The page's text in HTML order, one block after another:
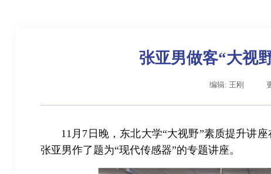
张亚男做客“大视
编辑: 王刚
11月7日晚，东北大学“大视野”素质提升讲
张亚男作了题为“现代传感器”的专题讲座。